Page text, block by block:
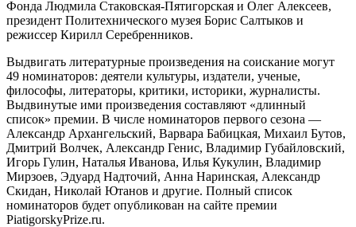
Фонда Людмила Стаковская-Пятигорская и Олег Алексеев,
президент Политехнического музея Борис Салтыков и
режиссер Кирилл Серебренников.
Выдвигать литературные произведения на соискание могут
49 номинаторов: деятели культуры, издатели, ученые,
философы, литераторы, критики, историки, журналисты.
Выдвинутые ими произведения составляют «длинный
список» премии. В числе номинаторов первого сезона —
Александр Архангельский, Варвара Бабицкая, Михаил Бутов,
Дмитрий Волчек, Александр Генис, Владимир Губайловский,
Игорь Гулин, Наталья Иванова, Илья Кукулин, Владимир
Мирзоев, Эдуард Надточий, Анна Наринская, Александр
Скидан, Николай Ютанов и другие. Полный список
номинаторов будет опубликован на сайте премии
PiatigorskyPrize.ru.